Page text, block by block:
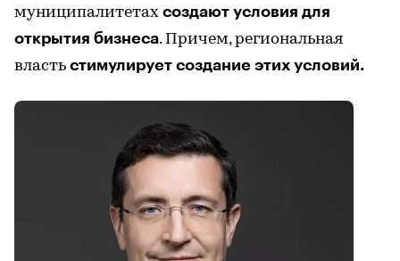
муниципалитетах создают условия для
открытия бизнеса. Причем, региональная
власть стимулирует создание этих условий.